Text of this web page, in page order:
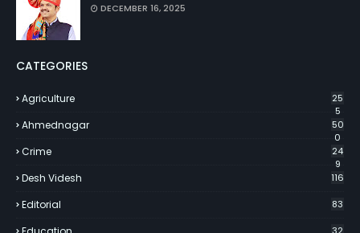
DECEMBER 16, 2025
CATEGORIES
Agriculture
25
5
Ahmednagar
50
0
Crime
24
9
Desh Videsh 116
Editorial 83
32